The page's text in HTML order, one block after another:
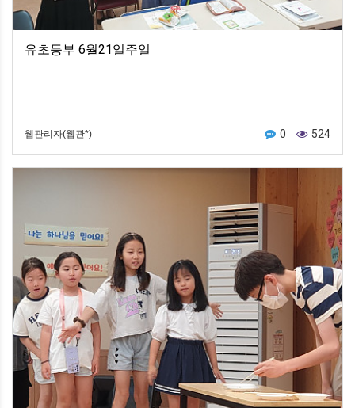
유초등부 6월21일주일
웹관리자(웹관*) 0 524